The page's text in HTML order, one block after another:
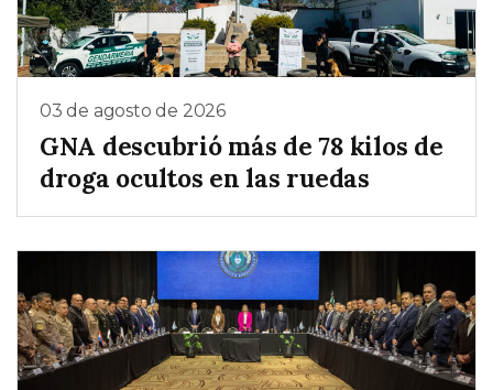
03 de agosto de 2026
GNA descubrió más de 78 kilos de
droga ocultos en las ruedas